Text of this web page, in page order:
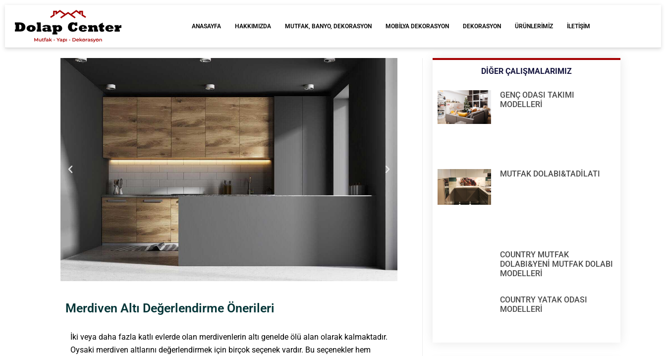
ANASAYFA HAKKIMIZDA MUTFAK, BANYO, DEKORASYON MOBILYA DEKORASYON DEKORASYON ÜRÜNLERİMİZ İLETIŞIM
Merdiven Altı Değerlendirme Önerileri
İki veya daha fazla katlı evlerde olan merdivenlerin altı genelde ölü alan olarak kalmaktadır.
Oysaki merdiven altlarını değerlendirmek için birçok seçenek vardır. Bu seçenekler hem
DIĞER ÇALIŞMALARIMIZ
GENÇ ODASI TAKIMI
MODELLERİ
MUTFAK DOLABI&TADİLATI
COUNTRY MUTFAK
DOLABI&YENİ MUTFAK DOLABI
MODELLERİ
COUNTRY YATAK ODASI
MODELLERİ